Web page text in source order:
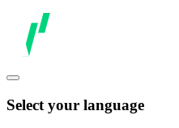
Select your language